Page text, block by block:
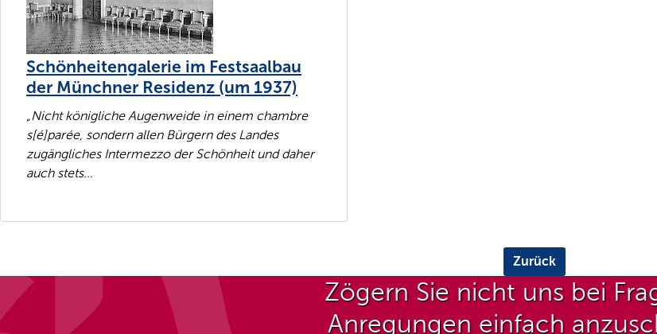
Schönheitengalerie im Festsaalbau
der Münchner Residenz (um 1937)
„Nicht königliche Augenweide in einem chambre
s[é]parée, sondern allen Bürgern des Landes
zugängliches Intermezzo der Schönheit und daher
auch stets...
Zurück
Zögern Sie nicht uns bei
Anregungen einfach